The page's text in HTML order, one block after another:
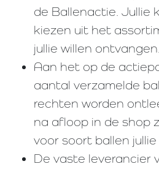
de Ballenactie. Jullie
kiezen uit het
jullie willen ontvangen.
Aan het op de
aantal verzamelde
rechten worden
na afloop in de shop
voor soort ballen
De vaste leverancier